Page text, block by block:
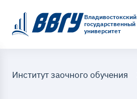
Владивостокский
государственный
университет
Институт заочного обучения